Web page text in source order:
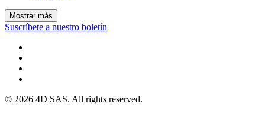
Mostrar más
Suscríbete a nuestro boletín
© 2026 4D SAS. All rights reserved.